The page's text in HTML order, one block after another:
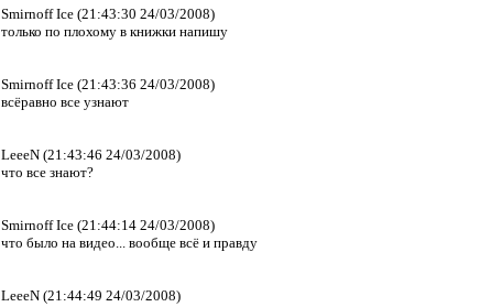
Smirnoff Ice (21:43:30 24/03/2008)
только по плохому в книжки напишу
Smirnoff Ice (21:43:36 24/03/2008)
всёравно все узнают
LeeeN (21:43:46 24/03/2008)
что все знают?
Smirnoff Ice (21:44:14 24/03/2008)
что было на видео... вообще всё и правду
LeeeN (21:44:49 24/03/2008)